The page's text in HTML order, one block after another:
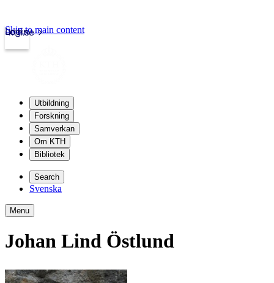
kth.se
Login
Skip to main content
Utbildning
Forskning
Samverkan
Om KTH
Bibliotek
Search
Svenska
Menu
Johan Lind Östlund